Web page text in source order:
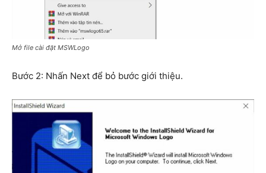
Mở file cài đặt MSWLogo
Bước 2: Nhấn Next để bỏ bước giới thiệu.